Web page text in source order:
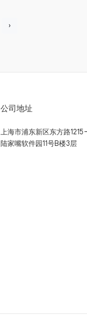
公司地址
上海市浦东新区东方路
陆家嘴软件园11号B楼3层